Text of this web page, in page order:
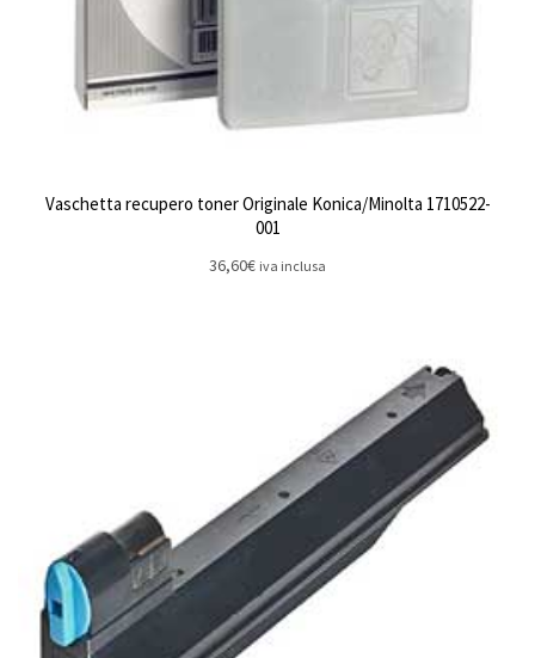
Vaschetta recupero toner Originale Konica/Minolta 1710522-
001
36,60€ iva inclusa